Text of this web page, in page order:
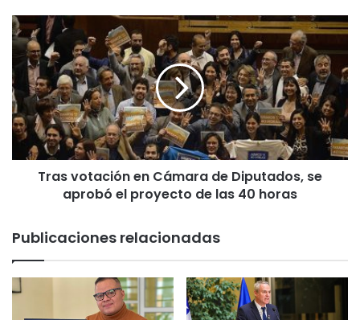
r
e
l
a
r
á
e
a
r
L
T
r
s
v
o
t
c
n
C
á
m
Tras votación en Cámara de Diputados, se
aprobó el proyecto de las 40 horas
Publicaciones relacionadas